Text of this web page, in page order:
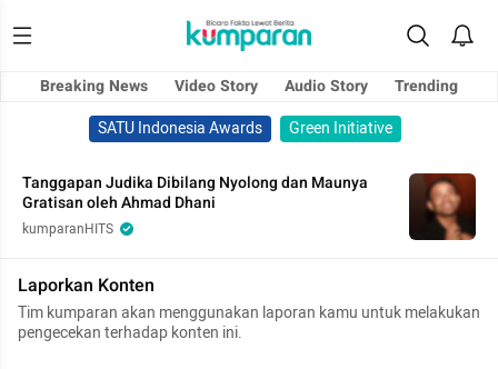
Breaking News Video Story Audio Story
Trending
SATU Indonesia Awards
Green Initiative
Tanggapan Judika Dibilang Nyolong dan Maunya
Gratisan oleh Ahmad Dhani
kumparanHITS
Laporkan Konten
Tim kumparan akan menggunakan laporan kamu untuk melakukan
pengecekan terhadap konten ini.